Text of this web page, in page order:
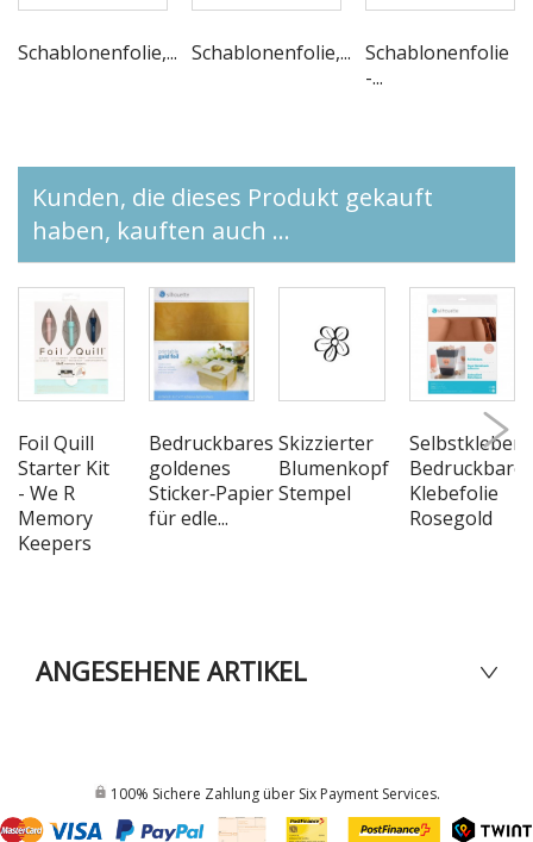
Schablonenfolie,... Schablonenfolie,... Schablonenfolie
-...
Kunden, die dieses Produkt gekauft
haben, kauften auch ...
Foil Quill
Starter Kit
- We R
Memory
Keepers
Bedruckbares
goldenes
Sticker‑Papier
für edle...
Skizzierter
Blumenkopf
Stempel
Bedruckbare
Klebefolie
Rosegold
ANGESEHENE ARTIKEL
100% Sichere Zahlung über Six Payment Services.